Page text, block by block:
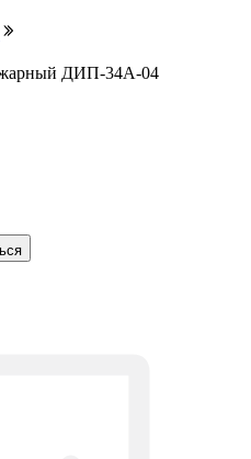
ДИП-34А-04